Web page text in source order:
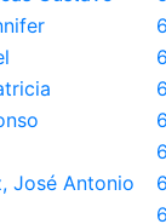
6
6
6
6
6
José Antonio
6
6